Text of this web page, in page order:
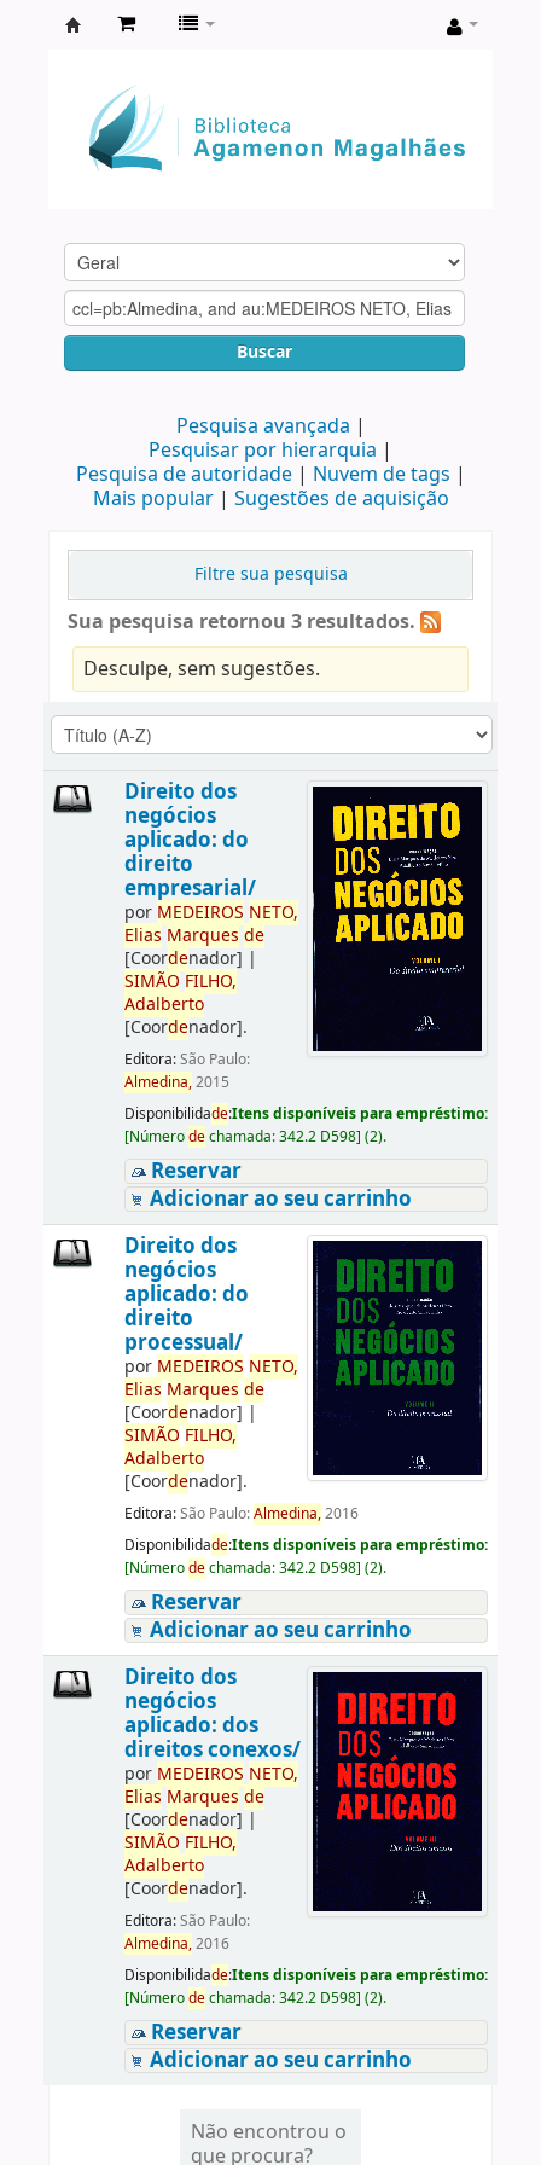
Agamenon
Magalhães
Buscar
Pesquisa avançada
Pesquisar por hierarquia
Pesquisa de autoridade
Nuvem de tags
Mais popular
Sugestões de aquisição
Filtre sua pesquisa
Sua pesquisa retornou 3 resultados.
Desculpe, sem sugestões.
Direito dos
negócios
aplicado: do
direito
empresarial/
por MEDEIROS NETO,
Elias Marques de
[Coordenador] |
SIMÃO FILHO,
Adalberto
[Coordenador].
Editora:São Paulo:
Almedina,2015
Disponibilidade:Itens disponíveis para empréstimo:
[Númerodechamada:342.2 D598] (2).
Reservar
Adicionar ao seu carrinho
Direito dos
negócios
aplicado: do
direito
processual/
por MEDEIROS NETO,
Elias Marques de
[Coordenador] |
SIMÃO FILHO,
Adalberto
[Coordenador].
Editora:São Paulo:Almedina,2016
Disponibilidade:Itens disponíveis para empréstimo:
[Númerodechamada:342.2 D598] (2).
Reservar
Adicionar ao seu carrinho
Direito dos
negócios
aplicado: dos
direitos conexos/
por MEDEIROS NETO,
Elias Marques de
[Coordenador] |
SIMÃO FILHO,
Adalberto
[Coordenador].
Editora:São Paulo:
Almedina,2016
Disponibilidade:Itens disponíveis para empréstimo:
[Númerodechamada:342.2 D598] (2).
Reservar
Adicionar ao seu carrinho
Não encontrou o
que procura?